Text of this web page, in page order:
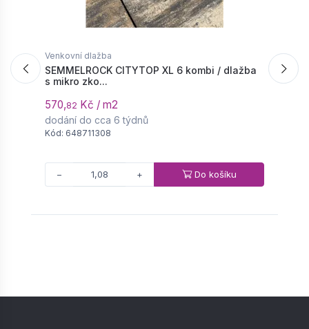
Venkovní dlažba
SEMMELROCK CITYTOP XL 6 kombi / dlažba
s mikro zko...
570,82 Kč / m2
dodání do cca 6 týdnů
Kód: 648711308
− + Do košíku